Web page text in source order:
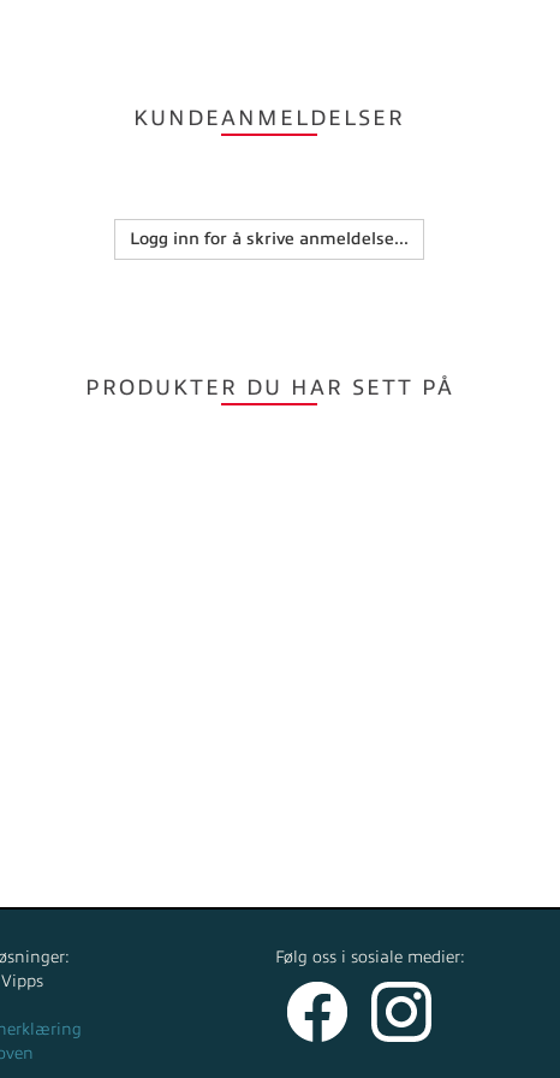
KUNDEANMELDELSER
Logg inn for å skrive anmeldelse...
PRODUKTER DU HAR SETT PÅ
Følg oss i sosiale medier: